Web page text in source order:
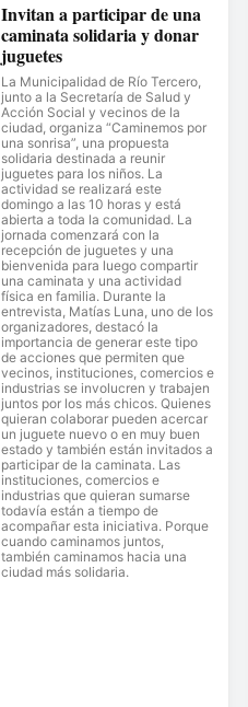
Invitan a participar de una
caminata solidaria y donar
juguetes
La Municipalidad de Río Tercero,
junto a la Secretaría de Salud y
Acción Social y vecinos de la
ciudad, organiza “Caminemos por
una sonrisa”, una propuesta
solidaria destinada a reunir
juguetes para los niños. La
actividad se realizará este
domingo a las 10 horas y está
abierta a toda la comunidad. La
jornada comenzará con la
recepción de juguetes y una
bienvenida para luego compartir
una caminata y una actividad
física en familia. Durante la
entrevista, Matías Luna, uno de los
organizadores, destacó la
importancia de generar este tipo
de acciones que permiten que
vecinos, instituciones, comercios e
industrias se involucren y trabajen
juntos por los más chicos. Quienes
quieran colaborar pueden acercar
un juguete nuevo o en muy buen
estado y también están invitados a
participar de la caminata. Las
instituciones, comercios e
industrias que quieran sumarse
todavía están a tiempo de
acompañar esta iniciativa. Porque
cuando caminamos juntos,
también caminamos hacia una
ciudad más solidaria.